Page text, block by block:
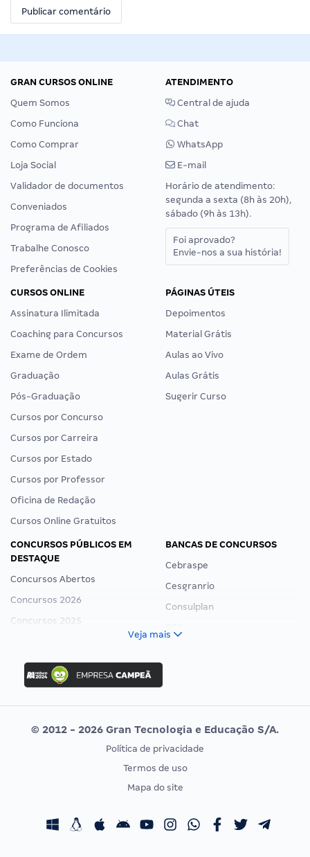
GRAN CURSOS ONLINE
Quem Somos
Como Funciona
Como Comprar
Loja Social
Validador de documentos
Conveniados
Programa de Afiliados
Trabalhe Conosco
Preferências de Cookies
ATENDIMENTO
Central de ajuda
Chat
WhatsApp
E-mail
Horário de atendimento:
segunda a sexta (8h às 20h),
sábado (9h às 13h).
Foi aprovado?
Envie-nos a sua história!
CURSOS ONLINE
Assinatura Ilimitada
Coaching para Concursos
Exame de Ordem
Graduação
Pós-Graduação
Cursos por Concurso
Cursos por Carreira
Cursos por Estado
Cursos por Professor
Oficina de Redação
Cursos Online Gratuitos
PÁGINAS ÚTEIS
Depoimentos
Material Grátis
Aulas ao Vivo
Aulas Grátis
Sugerir Curso
CONCURSOS PÚBLICOS EM
DESTAQUE
Concursos Abertos
Concursos 2026
Concursos 2025
Concurso Ibama
Concurso MPU
Editais publicados
BANCAS DE CONCURSOS
Cebraspe
Cesgranrio
Consulplan
Vunesp
CONCURSOS POR PROFISSÃO
Concursos Fiscais
EXAME DE ORDEM
Calendário OAB
Veja mais
© 2012 - 2026 Gran Tecnologia e Educação S/A.
Política de privacidade
Termos de uso
Mapa do site